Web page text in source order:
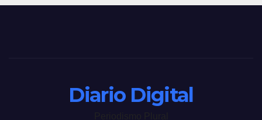
Diario Digital